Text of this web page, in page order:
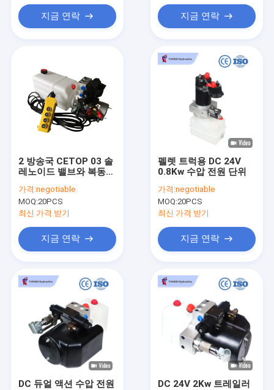
제품
우리에 대하여
공장 여행
뉴스
인용문을 요구하세요
작은 유압 팩
유압 장치
수력 메니폴드 블록
유압 팩 성분
지금 연락 지금 연락
2 방송국 CETOP 03 솔
레노이드 밸브와 복동식
장치
가격:negotiable
MOQ:20PCS
최신 가격 받기
지금 연락
펠렛 트럭용 DC 24V
0.8Kw 수압 전원 단위
가격:negotiable
MOQ:20PCS
최신 가격 받기
지금 연락
DC 듀얼 액션 수압 전원
DC 24V 2Kw 트레일러